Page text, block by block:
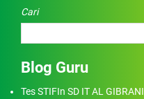
Cari
Blog Guru
Tes STIFIn SD IT AL GIBRANI